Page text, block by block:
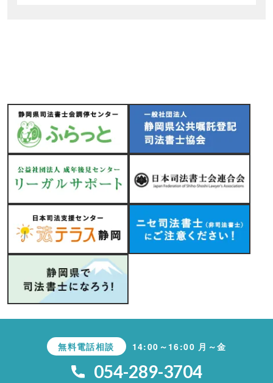
無料電話相談 14:00～16:00 月～金
054-289-3704